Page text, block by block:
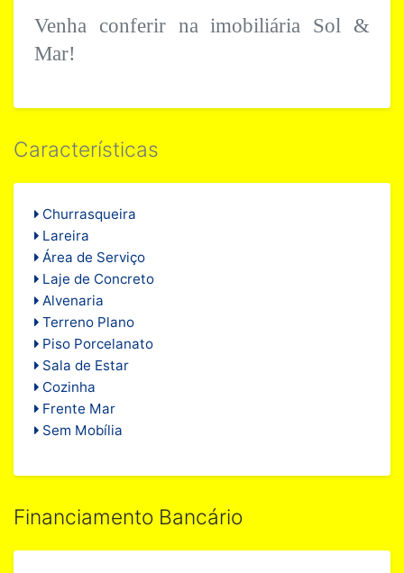
Características
Churrasqueira
Lareira
Área de Serviço
Laje de Concreto
Alvenaria
Terreno Plano
Piso Porcelanato
Sala de Estar
Cozinha
Frente Mar
Sem Mobília
Financiamento Bancário
Venha conferir na imobiliária Sol &
Mar!